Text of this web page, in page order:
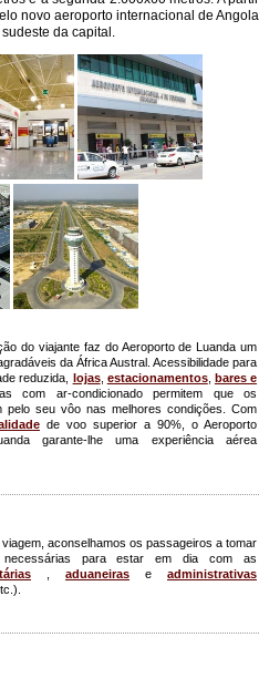
novo aeroporto internacional de Angola
da capital.
do viajante faz do Aeroporto de Luanda um
da África Austral. Acessibilidade para
reduzida, lojas, estacionamentos, bares e
com ar-condicionado permitem que os
pelo seu vôo nas melhores condições. Com
de voo superior a 90%, o Aeroporto
garante-lhe uma experiência aérea
viagem, aconselhamos os passageiros a tomar
para estar em dia com as
aduaneiras e administrativas